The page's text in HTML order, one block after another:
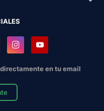
en tu email